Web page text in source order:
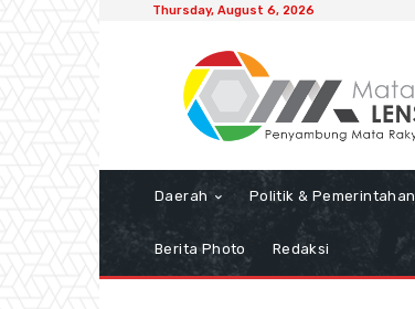
Thursday, August 6, 2026
Daerah Politik & Pemerintahan
Berita Photo Redaksi